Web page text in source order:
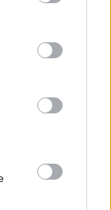
party tags to
below Google